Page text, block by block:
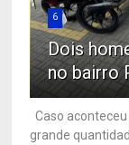
6
Dois
no bairro
Caso
grande